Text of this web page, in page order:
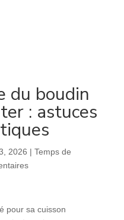
du boudin
: astuces
2026 | Temps de
pour sa cuisson